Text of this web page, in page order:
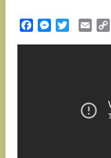
FacebookMessenger
TwitterEmail